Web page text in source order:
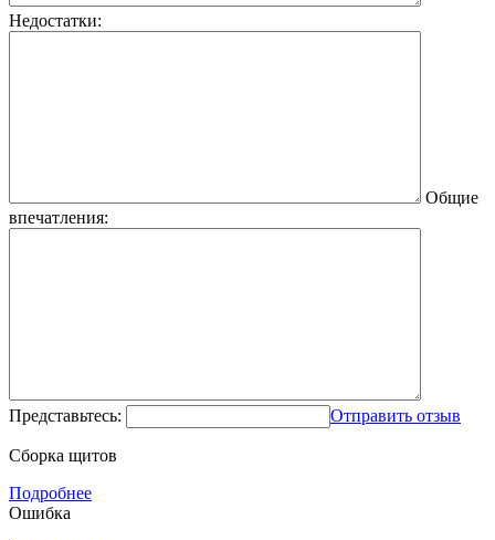
Недостатки:
Общие
впечатления:
Представьтесь: Отправить отзыв
Сборка щитов
Подробнее
Ошибка